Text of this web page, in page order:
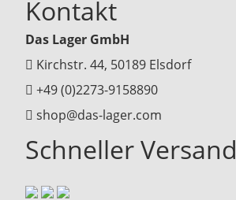
Kontakt
Das Lager GmbH
Kirchstr. 44, 50189 Elsdorf
+49 (0)2273-9158890
shop@das-lager.com
Schneller Versand